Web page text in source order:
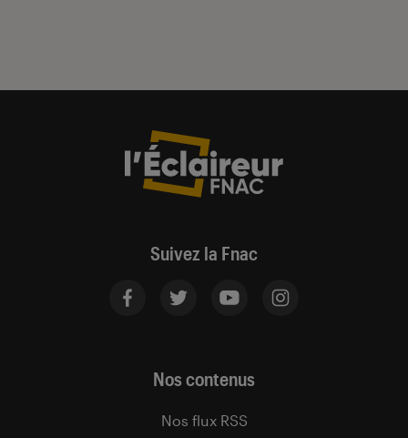
Suivez la Fnac
Nos contenus
Nos flux RSS